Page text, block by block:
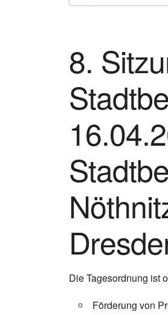
8.
Die Tagesordnung ist
Förderung von